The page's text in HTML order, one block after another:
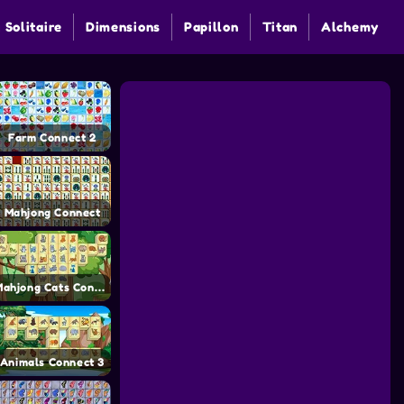
Solitaire Dimensions Papillon Titan Alchemy
Farm Connect 2
Mahjong Connect
Mahjong Cats Connect
Animals Connect 3